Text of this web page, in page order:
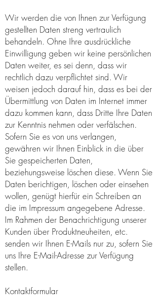
Wir werden die von Ihnen zur Verfügung
gestellten Daten streng vertraulich
behandeln. Ohne Ihre ausdrückliche
Einwilligung geben wir keine persönlichen
Daten weiter, es sei denn, dass wir
rechtlich dazu verpflichtet sind. Wir
weisen jedoch darauf hin, dass es bei der
Übermittlung von Daten im Internet immer
dazu kommen kann, dass Dritte Ihre Daten
zur Kenntnis nehmen oder verfälschen.
Sofern Sie es von uns verlangen,
gewähren wir Ihnen Einblick in die über
Sie gespeicherten Daten,
beziehungsweise löschen diese. Wenn Sie
Daten berichtigen, löschen oder einsehen
wollen, genügt hierfür ein Schreiben an
die im Impressum angegebene Adresse.
Im Rahmen der Benachrichtigung unserer
Kunden über Produktneuheiten, etc.
senden wir Ihnen E-Mails nur zu, sofern Sie
uns Ihre E-Mail-Adresse zur Verfügung
stellen.
Kontaktformular